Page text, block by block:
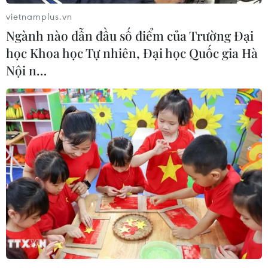
Huyện Mường Khương chỉ đạo các địa phương
tranh thủ những cơn mưa đầu mùa để tích nước
tại các bể chứa, hồ chứa, huy động người dân
khơi thông các tuyến kênh mương, thủy lợi.
chưa hiệu quả, huyện chuyển dần sang hình
thức khoán cho một đơn vị đầu tư vào vận hành
duy tu, bảo dưỡng cấp nước cho người dân.
Để khắc phục tình trạng khô hạn, ổn định sản
xuất, huyện Mường Khương còn sử dụng lồng
ghép nguồn vốn của ba chương trình mục tiêu
quốc gia giảm nghèo bền vững, phát triển kinh
tế vùng dân tộc miền núi và xây dựng nông
thôn mới cộng với các nguồn vốn hỗ trợ khác để
khôi phục lại toàn bộ các công trình cấp nước
vietnamplus.vn
Ngành nào dẫn đầu số điểm của Trường Đại
học Khoa học Tự nhiên, Đại học Quốc gia Hà
Nội n…